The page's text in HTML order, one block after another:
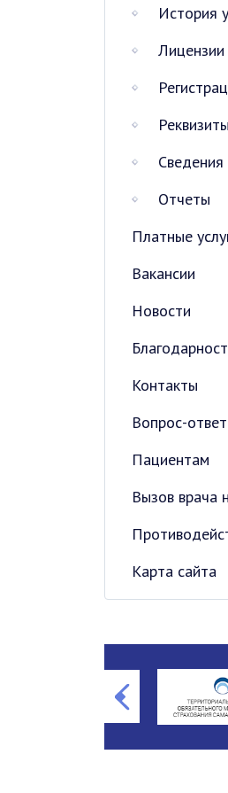
История
Лицензии
Реквизиты
Отчеты
Платные
Вакансии
Новости
Контакты
Вопрос-ответ
Пациентам
Вызов врача
Карта сайта